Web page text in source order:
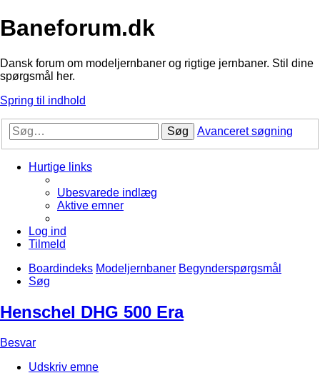
Baneforum.dk
Dansk forum om modeljernbaner og rigtige jernbaner. Stil dine
spørgsmål her.
Spring til indhold
Søg Avanceret søgning
Hurtige links
Ubesvarede indlæg
Aktive emner
Log ind
Tilmeld
Boardindeks Modeljernbaner Begynderspørgsmål
Søg
Henschel DHG 500 Era
Besvar
Udskriv emne